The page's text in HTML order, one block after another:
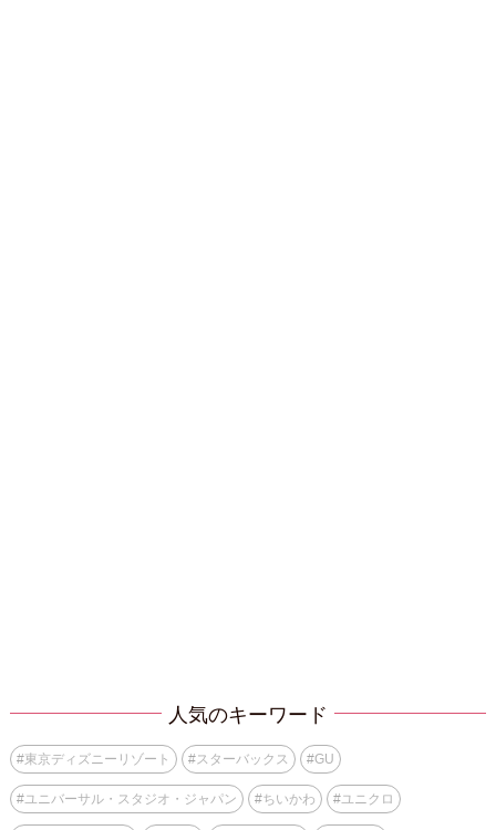
人気のキーワード
#東京ディズニーリゾート #スターバックス #GU
#ユニバーサル・スタジオ・ジャパン #ちいかわ #ユニクロ